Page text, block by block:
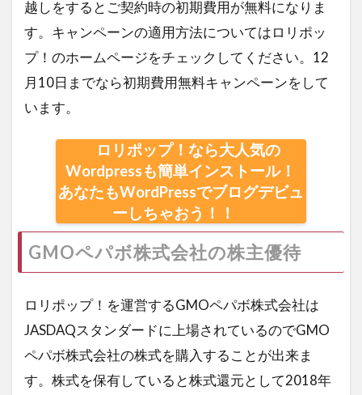
越しをするとご契約時の初期費用が無料になりま
す。キャンペーンの適用方法についてはロリポッ
プ！のホームページをチェックしてください。12
月10日までなら初期費用無料キャンペーンをして
います。
ロリポップ！なら大人気の
Wordpressも簡単インストール！
あなたもWordPressでブログデビュ
ーしちゃおう！！
GMOペパボ株式会社の株主優待
ロリポップ！を運営するGMOペパボ株式会社は
JASDAQスタンダードに上場されているのでGMO
ペパボ株式会社の株式を購入することが出来ま
す。株式を保有していると株式還元として2018年